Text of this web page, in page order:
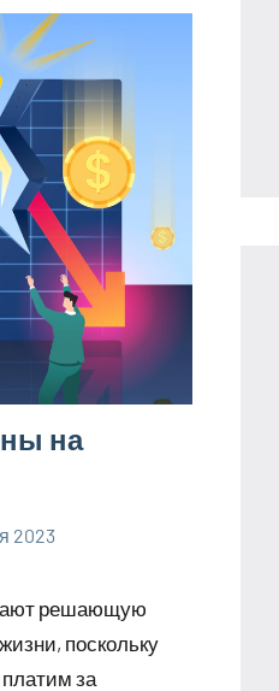
на
2023
решающую
поскольку
за